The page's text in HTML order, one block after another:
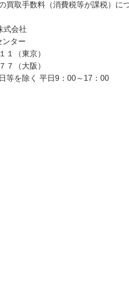
買取手数料（消費税等が課税）
式会社
ンター
１１（東京）
７（大阪）
等を除く 平日9：00～17：00